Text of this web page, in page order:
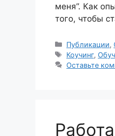
меня”. Как
того, чтобы
Рубрики
Публикации,
Метки
Коучинг,
Оставьте